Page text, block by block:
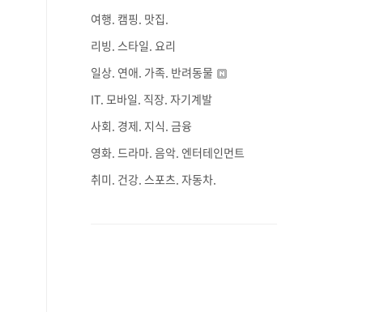
여행. 캠핑. 맛집.
리빙. 스타일. 요리
일상. 연애. 가족. 반려동물
IT. 모바일. 직장. 자기계발
사회. 경제. 지식. 금융
영화. 드라마. 음악. 엔터테인먼트
취미. 건강. 스포츠. 자동차.